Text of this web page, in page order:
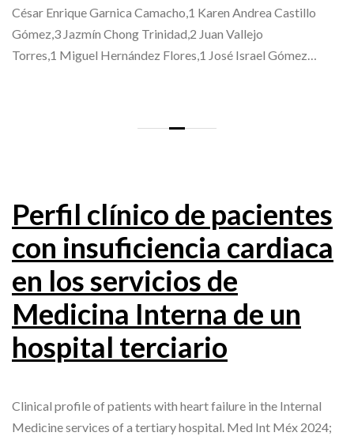
César Enrique Garnica Camacho,1 Karen Andrea Castillo
Gómez,3 Jazmín Chong Trinidad,2 Juan Vallejo
Torres,1 Miguel Hernández Flores,1 José Israel Gómez…
Perfil clínico de pacientes
con insuficiencia cardiaca
en los servicios de
Medicina Interna de un
hospital terciario
Clinical profile of patients with heart failure in the Internal
Medicine services of a tertiary hospital. Med Int Méx 2024;